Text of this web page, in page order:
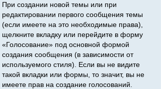
При создании новой темы или при
редактировании первого сообщения темы
(если имеете на это необходимые права),
щелкните вкладку или перейдите в форму
«Голосование» под основной формой
создания сообщения (в зависимости от
используемого стиля). Если вы не видите
такой вкладки или формы, то значит, вы не
имеете прав на создание голосований.